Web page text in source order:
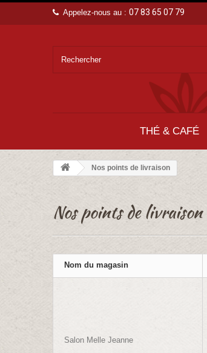
Appelez-nous au : 07 83 65 07 79
THÉ & CAFÉ
Nos points de livraison
Nos points de livraison
Nom du magasin
Salon Melle Jeanne